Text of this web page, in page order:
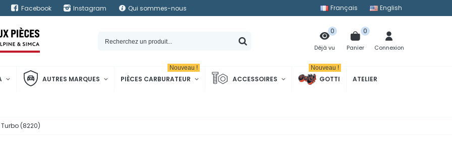
Facebook Instagram Qui sommes-nous Français English
Déjà vu
0
Panier
0
Connexion
AUTRES MARQUES PIÈCES CARBURATEUR
Nouveau !
ACCESSOIRES GOTTI
Nouveau !
ATELIER
(8220)